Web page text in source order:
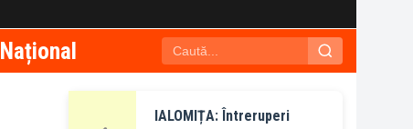
Național
IALOMIȚA: Întreruperi